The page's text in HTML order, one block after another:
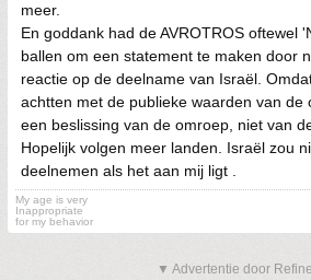
meer.
En goddank had de AVROTROS oftewel
ballen om een statement te maken door
reactie op de deelname van Israël.
achtten met de publieke waarden van de
een beslissing van de omroep, niet van
Hopelijk volgen meer landen. Israël zou
deelnemen als het aan mij ligt .
My age is very
Inappropriate
for my behavior
▼ Advertentie door